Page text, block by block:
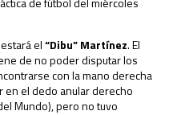
el“Dibu” Martínez. El
de no poder disputar los
con la mano derecha
en el dedo anular derecho
Mundo), pero no tuvo